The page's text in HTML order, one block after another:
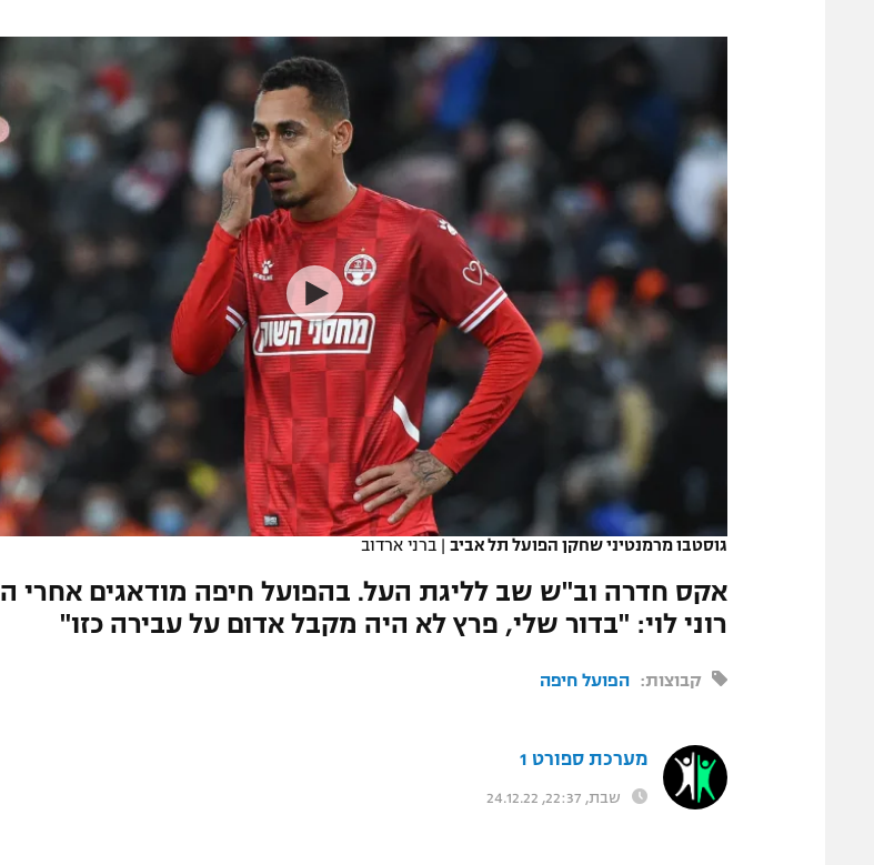
תקנון משתתפים וזוכים בפרסים
טניס
גיימינג E-Sports
תנאי שימוש
מדיניות פרטיות
תקנון פעילות ספורט 1
רשיון להקרנה פומבית לבית עסק
הצטרפות לחבילת הערוצים
לוח דרושים – ג'ובנט
הפועל תל אביב
הפועל חיפה
הפועל באר שבע
מכבי נתניה
בני יהודה
ליגה סינית
ליגה ברזילאית
ליגות נוספות
גוסטבו מרמנטיני שחקן הפועל תל אביב | ברני ארדוב
רוני לוי: "בדור שלי, פרץ לא היה מקבל אדום על עבירה כזו"
קבוצות: הפועל חיפה
מערכת ספורט 1
שבת, 22:37, 24.12.22